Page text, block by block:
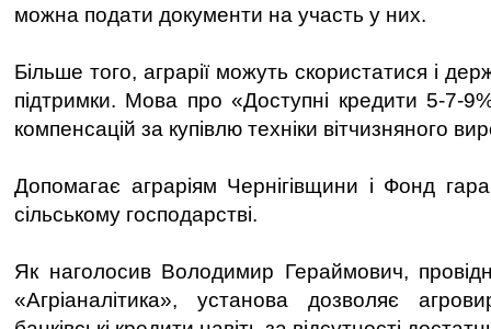
можна подати документи на участь у них.
Більше того, аграрії можуть скористатися і
підтримки. Мова про «Доступні кредити 5-7-
компенсацій за купівлю техніки вітчизняного
Допомагає аграріям Чернігівщини і Фонд
сільському господарстві.
Як наголосив Володимир Гераймович,
«Агріаналітика», установа дозволяє